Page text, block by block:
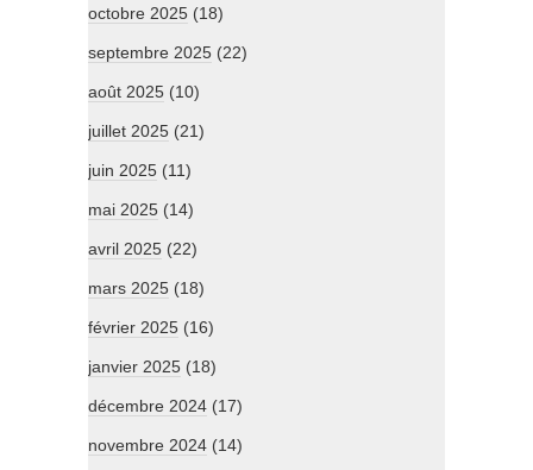
octobre 2025 (18)
septembre 2025 (22)
août 2025 (10)
juillet 2025 (21)
juin 2025 (11)
mai 2025 (14)
avril 2025 (22)
mars 2025 (18)
février 2025 (16)
janvier 2025 (18)
décembre 2024 (17)
novembre 2024 (14)